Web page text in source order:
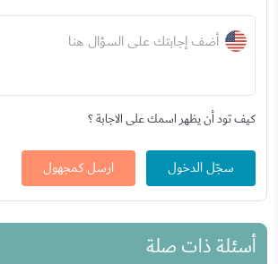
أضف إجابتك على السؤال هنا
كيف تود أن يظهر اسمك على الاجابة ؟
سجّل الدخول ارسل كمجهول
أسئلة ذات صلة